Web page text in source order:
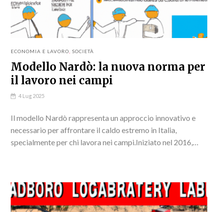
ECONOMIA E LAVORO ,SOCIETÀ
Modello Nardò: la nuova norma per
il lavoro nei campi
4 Lug 2025
Il modello Nardò rappresenta un approccio innovativo e
necessario per affrontare il caldo estremo in Italia,
specialmente per chi lavora nei campi.Iniziato nel 2016,